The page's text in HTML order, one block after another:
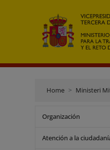
Home Ministeri
Organización
Atención a la